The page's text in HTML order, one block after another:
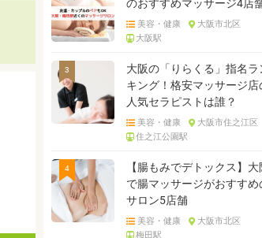
のおすすめマッサージ4店
美容・健康
大阪市北区
大阪駅
3
大阪の「りらくる」指名ラ
キング！格安マッサージ店
人気セラピストは誰？
美容・健康
大阪市住之江区
住之江公園駅
4
【腸もみでデトックス】大
で腸マッサージがおすすめ
サロン5店舗
美容・健康
大阪市北区
梅田駅